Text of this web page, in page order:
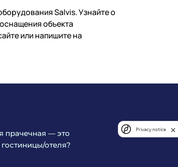
Salvis. Узнайте о
объекта
или напишите на
прачечная — это
отеля?
Privacy notice